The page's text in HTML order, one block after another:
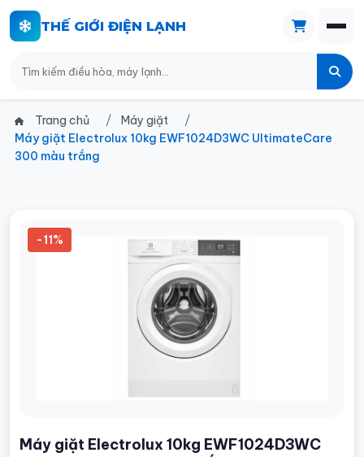
THẾ GIỚI ĐIỆN LẠNH
Trang chủ
Máy giặt
Máy giặt Electrolux 10kg EWF1024D3WC UltimateCare
300 màu trắng
-11%
Máy giặt Electrolux 10kg EWF1024D3WC